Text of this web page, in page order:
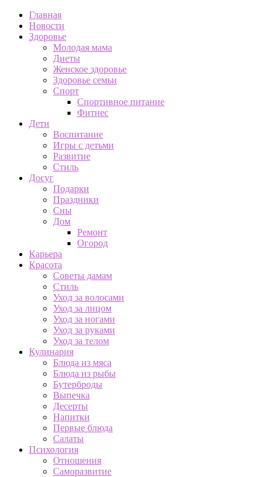
Главная
Новости
Здоровье
Молодая мама
Диеты
Женское здоровье
Здоровье семьи
Спорт
Спортивное питание
Фитнес
Дети
Воспитание
Игры с детьми
Развитие
Стиль
Досуг
Подарки
Праздники
Сны
Дом
Ремонт
Огород
Карьера
Красота
Советы дамам
Стиль
Уход за волосами
Уход за лицом
Уход за ногами
Уход за руками
Уход за телом
Кулинария
Блюда из мяса
Блюда из рыбы
Бутерброды
Выпечка
Десерты
Напитки
Первые блюда
Салаты
Психология
Отношения
Саморазвитие